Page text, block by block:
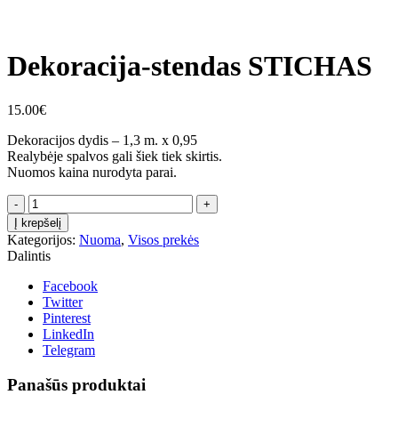
Dekoracija-stendas STICHAS
15.00€
Dekoracijos dydis – 1,3 m. x 0,95
Realybėje spalvos gali šiek tiek skirtis.
Nuomos kaina nurodyta parai.
produkto
kiekis:
Dekoracija-
stendas
STICHAS
Į krepšelį
Kategorijos: Nuoma, Visos prekės
Dalintis
Facebook
Twitter
Pinterest
LinkedIn
Telegram
Panašūs produktai